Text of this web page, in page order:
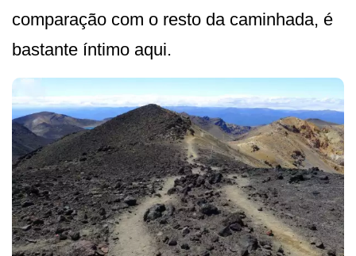
comparação com o resto da caminhada, é
bastante íntimo aqui.